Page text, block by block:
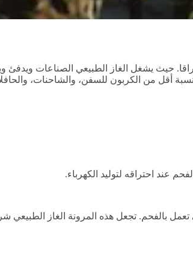
حيث يشغل الغاز الطبيعي الصناعات ويدفئ
أقل من الكربون للسفن، والشاحنات،
عند احتراقه لتوليد الكهرباء.
بالفحم. تجعل هذه المرونة الغاز الطبيعي